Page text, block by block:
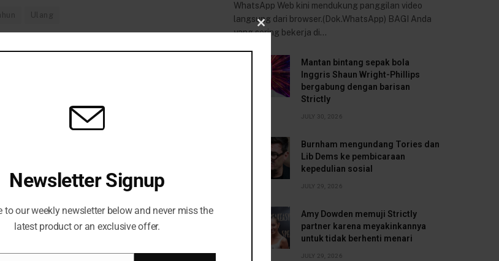
Ulang
WhatsApp Web kini mendukung panggilan video
langsung dari browser.(Dok.WhatsApp) BAGI Anda
yang sering bekerja di…
Mantan bintang sepak bola
Inggris Shaun Wright-Phillips
bergabung dengan barisan
Strictly
JULY 30, 2026
Burnham mengundang Tories dan
Lib Dems ke pembicaraan
kepedulian sosial
JULY 29, 2026
Amy Dowden memuji Strictly
partner karena meyakinkannya
untuk tidak berhenti menari
JULY 29, 2026
CLOSE
THIS
MODULE
Newsletter Signup
to our weekly newsletter below and never miss the
latest product or an exclusive offer.